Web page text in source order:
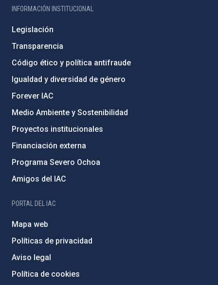
INFORMACIÓN INSTITUCIONAL
Legislación
Transparencia
Código ético y política antifraude
Igualdad y diversidad de género
Forever IAC
Medio Ambiente y Sostenibilidad
Proyectos institucionales
Financiación externa
Programa Severo Ochoa
Amigos del IAC
PORTAL DEL IAC
Mapa web
Políticas de privacidad
Aviso legal
Política de cookies